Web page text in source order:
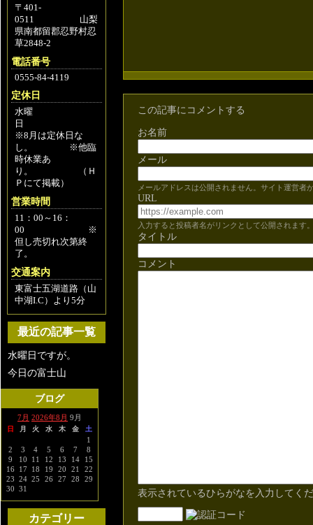
この記事にコメントする
お名前
メール
メールアドレスは公開されません。サイト運営者
URL
入力すると投稿者名がリンクとして公開されます
タイトル
コメント
表示されているひらがなを入力してく
〒401-
0511 山梨
県南都留郡忍野村忍
草2848-2
電話番号
0555-84-4119
定休日
水曜
日
※8月は定休日な
し。 ※他臨
時休業あ
り。 （Ｈ
Ｐにて掲載）
営業時間
11：00～16：
00 ※
但し売切れ次第終
了。
交通案内
東富士五湖道路（山
中湖I.C）より5分
最近の記事一覧
水曜日ですが。
今日の富士山
ブログ
7月 2026年8月 9月
日 月 火 水 木 金 土
1
2
3 4 5 6 7
8
9
10 11 12 13 14
15
16
17 18 19 20 21
22
23 24 25 26 27 28
29
30 31
カテゴリー